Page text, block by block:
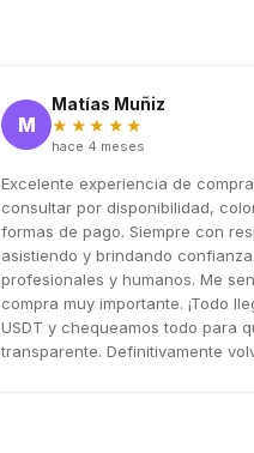
M
Matías Muñiz
★★★★★
hace 4 meses
Excelente experiencia de
consultar por disponibilidad,
formas de pago. Siempre con
asistiendo y brindando
profesionales y humanos. Me
compra muy importante. ¡Todo
USDT y chequeamos todo para
transparente. Definitivamente